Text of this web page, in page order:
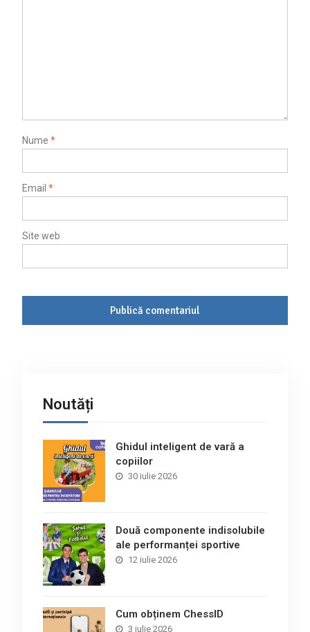
Nume *
Email *
Site web
Noutăți
Ghidul inteligent de vară a
copiilor
30 iulie 2026
Două componente indisolubile
ale performanței sportive
12 iulie 2026
Cum obținem ChessID
3 iulie 2026